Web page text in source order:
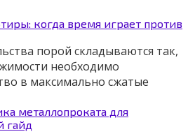
когда время играет против
порой складываются так,
необходимо
в максимально сжатые
металлопроката для
гайд